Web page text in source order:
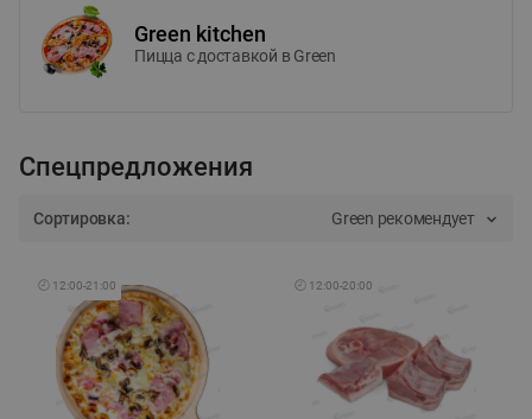
Green kitchen
Пицца c доставкой в Green
Спецпредложения
Сортировка: Green рекомендует
🕘 12:00-21:00 🕘 12:00-20:00